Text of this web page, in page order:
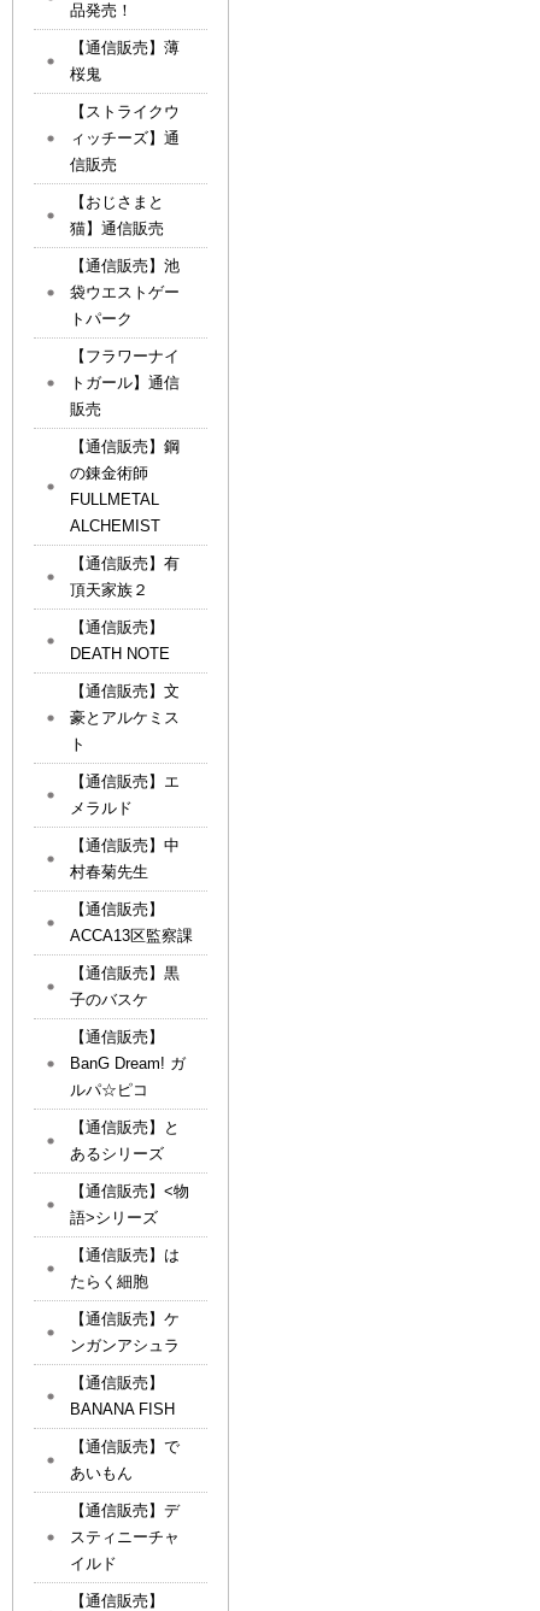
品発売！
【通信販売】薄
桜鬼
【ストライクウ
ィッチーズ】通
信販売
【おじさまと
猫】通信販売
【通信販売】池
袋ウエストゲー
トパーク
【フラワーナイ
トガール】通信
販売
【通信販売】鋼
の錬金術師
FULLMETAL
ALCHEMIST
【通信販売】有
頂天家族２
【通信販売】
DEATH NOTE
【通信販売】文
豪とアルケミス
ト
【通信販売】エ
メラルド
【通信販売】中
村春菊先生
【通信販売】
ACCA13区監察課
【通信販売】黒
子のバスケ
【通信販売】
BanG Dream! ガ
ルパ☆ピコ
【通信販売】と
あるシリーズ
【通信販売】<物
語>シリーズ
【通信販売】は
たらく細胞
【通信販売】ケ
ンガンアシュラ
【通信販売】
BANANA FISH
【通信販売】で
あいもん
【通信販売】デ
スティニーチャ
イルド
【通信販売】